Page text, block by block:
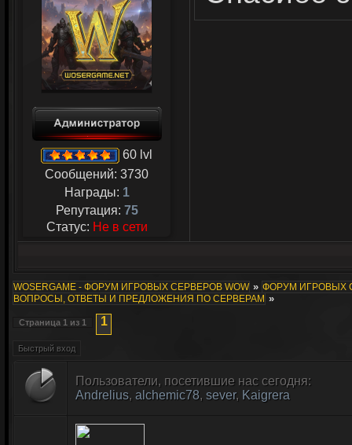
60 lvl
Сообщений: 3730
Награды: 1
Репутация: 75
Статус: Не в сети
WOSERGAME - ФОРУМ ИГРОВЫХ СЕРВЕРОВ WOW » ФОРУМ ИГРОВЫХ
ВОПРОСЫ, ОТВЕТЫ И ПРЕДЛОЖЕНИЯ ПО СЕРВЕРАМ »
Страница 1 из 1 1
Пользователи, посетившие нас сегодня:
Andrelius, alchemic78, sever, Kaigrera